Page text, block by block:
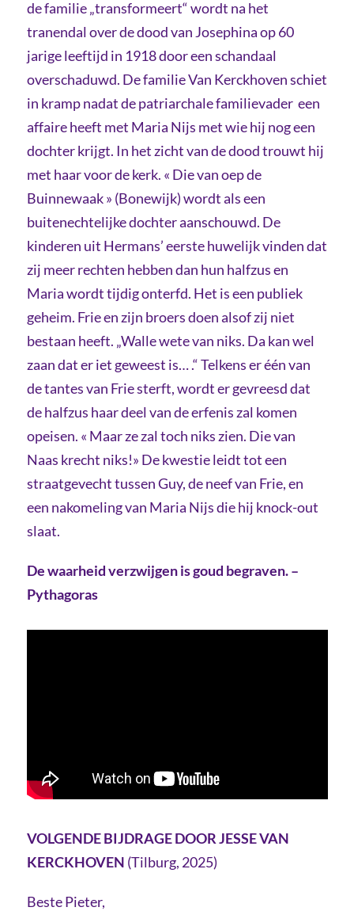
de familie „transformeert“ wordt na het
tranendal over de dood van Josephina op 60
jarige leeftijd in 1918 door een schandaal
overschaduwd. De familie Van Kerckhoven schiet
in kramp nadat de patriarchale familievader een
affaire heeft met Maria Nijs met wie hij nog een
dochter krijgt. In het zicht van de dood trouwt hij
met haar voor de kerk. « Die van oep de
Buinnewaak » (Bonewijk) wordt als een
buitenechtelijke dochter aanschouwd. De
kinderen uit Hermans’ eerste huwelijk vinden dat
zij meer rechten hebben dan hun halfzus en
Maria wordt tijdig onterfd. Het is een publiek
geheim. Frie en zijn broers doen alsof zij niet
bestaan heeft. „Walle wete van niks. Da kan wel
zaan dat er iet geweest is… .“Telkens er één van
de tantes van Frie sterft, wordt er gevreesd dat
de halfzus haar deel van de erfenis zal komen
opeisen. « Maar ze zal toch niks zien. Die van
Naas krecht niks!» De kwestie leidt tot een
straatgevecht tussen Guy, de neef van Frie, en
een nakomeling van Maria Nijs die hij knock-out
slaat.
De waarheid verzwijgen is goud begraven. –
Pythagoras
VOLGENDE BIJDRAGE DOOR JESSE VAN
KERCKHOVEN (Tilburg, 2025)
Beste Pieter,